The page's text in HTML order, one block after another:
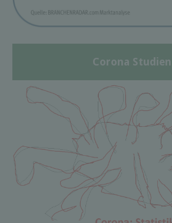
Corona Studien